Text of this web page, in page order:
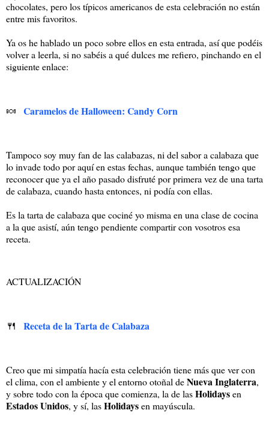
chocolates, pero los típicos americanos de esta celebración no están
entre mis favoritos.
Ya os he hablado un poco sobre ellos en esta entrada, así que podéis
volver a leerla, si no sabéis a qué dulces me refiero, pinchando en el
siguiente enlace:
🍬 Caramelos de Halloween: Candy Corn
Tampoco soy muy fan de las calabazas, ni del sabor a calabaza que
lo invade todo por aquí en estas fechas, aunque también tengo que
reconocer que ya el año pasado disfruté por primera vez de una tarta
de calabaza, cuando hasta entonces, ni podía con ellas.
Es la tarta de calabaza que cociné yo misma en una clase de cocina
a la que asistí, aún tengo pendiente compartir con vosotros esa
receta.
ACTUALIZACIÓN
🍴 Receta de la Tarta de Calabaza
Creo que mi simpatía hacía esta celebración tiene más que ver con
el clima, con el ambiente y el entorno otoñal deNueva Inglaterra,
y sobre todo con la época que comienza, la de lasHolidaysen
Estados Unidos, y sí, lasHolidaysen mayúscula.